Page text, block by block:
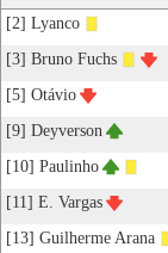
[2] Lyanco
[3] Bruno Fuchs
[5] Otávio
[9] Deyverson
[10] Paulinho
[11] E. Vargas
[13] Guilherme Arana